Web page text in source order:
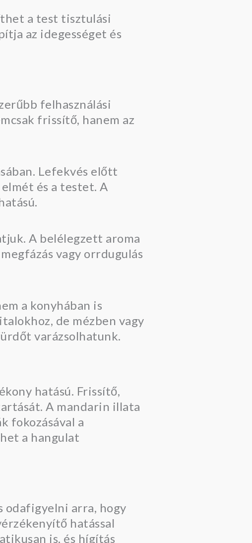
a test tisztulási
az idegességet és
felhasználási
frissítő, hanem az
Lefekvés előtt
és a testet. A
A belélegzett aroma
vagy orrdugulás
a konyhában is
de mézben vagy
varázsolhatunk.
hatású. Frissítő,
A mandarin illata
fokozásával a
a hangulat
odafigyelni arra, hogy
hatással
is, és hígítás